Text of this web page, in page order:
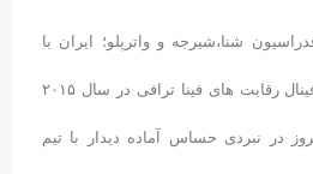
شنا،شیرجه و واترپلو؛ ایران با
غلبه بر تیم ملی اتریش به فینال رقابت های فینا ترافی در سال ۲۰۱۵
در نبردی حساس آماده دیدار با تیم